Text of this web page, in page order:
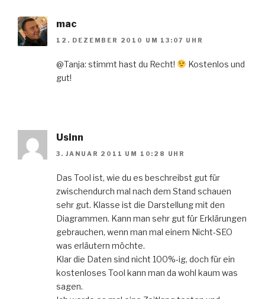
mac
12. DEZEMBER 2010 UM 13:07 UHR
@Tanja: stimmt hast du Recht!
Kostenlos und
gut!
Usinn
3. JANUAR 2011 UM 10:28 UHR
Das Tool ist, wie du es beschreibst gut für
zwischendurch mal nach dem Stand schauen
sehr gut. Klasse ist die Darstellung mit den
Diagrammen. Kann man sehr gut für Erklärungen
gebrauchen, wenn man mal einem Nicht-SEO
was erläutern möchte.
Klar die Daten sind nicht 100%-ig, doch für ein
kostenloses Tool kann man da wohl kaum was
sagen.